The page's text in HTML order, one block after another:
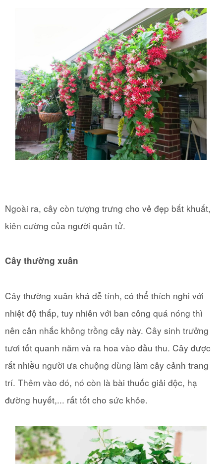
Ngoài ra, cây còn tượng trưng cho vẻ đẹp bất khuất,
kiên cường của người quân tử.
Cây thường xuân
Cây thường xuân khá dễ tính, có thể thích nghi với
nhiệt độ thấp, tuy nhiên với ban công quá nóng thì
nên cân nhắc không trồng cây này. Cây sinh trưởng
tươi tốt quanh năm và ra hoa vào đầu thu. Cây được
rất nhiều người ưa chuộng dùng làm cây cảnh trang
trí. Thêm vào đó, nó còn là bài thuốc giải độc, hạ
đường huyết,... rất tốt cho sức khỏe.